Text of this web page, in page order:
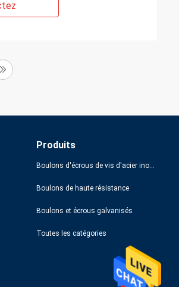
Produits
Boulons d'écrous de vis d'acier inoxydable
Boulons de haute résistance
Boulons et écrous galvanisés
Toutes les catégories